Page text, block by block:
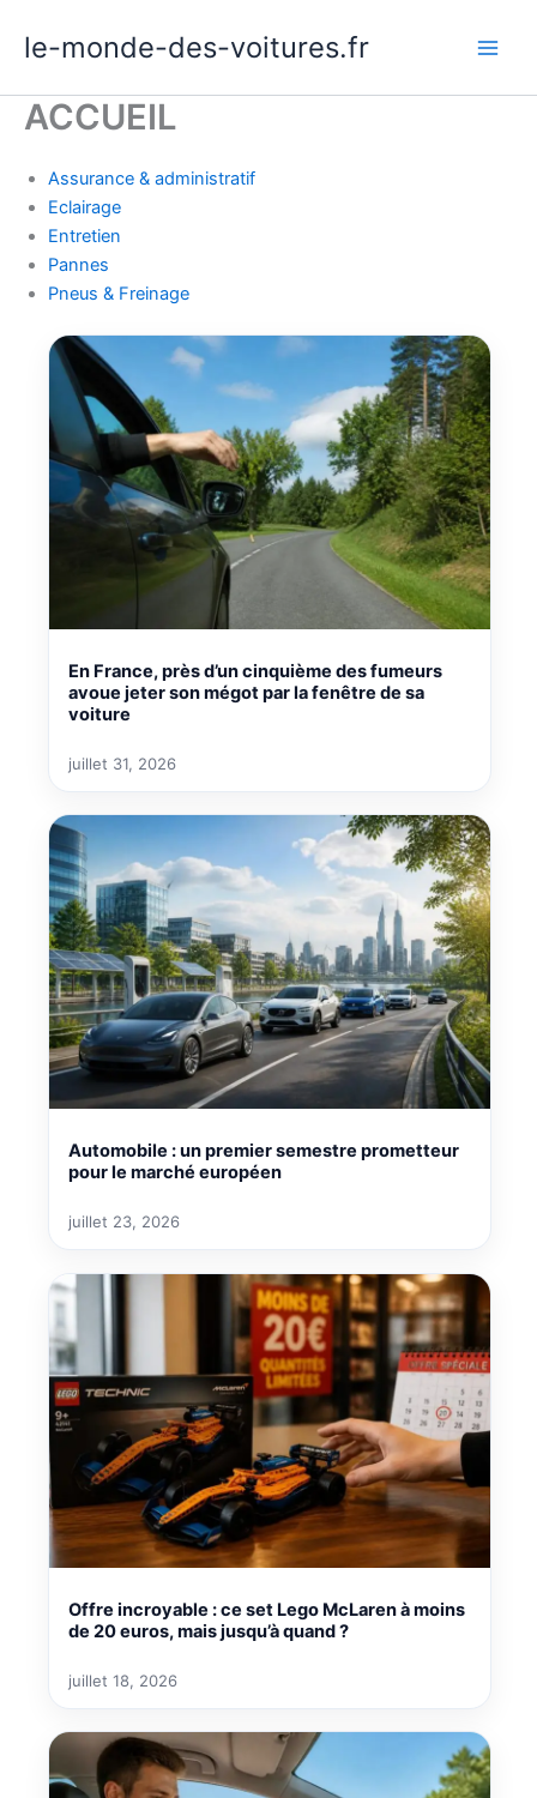
le-monde-des-voitures.fr
ACCUEIL
Assurance & administratif
Eclairage
Entretien
Pannes
Pneus & Freinage
En France, près d’un cinquième des fumeurs
avoue jeter son mégot par la fenêtre de sa
voiture
juillet 31, 2026
Automobile : un premier semestre prometteur
pour le marché européen
juillet 23, 2026
Offre incroyable : ce set Lego McLaren à moins
de 20 euros, mais jusqu’à quand ?
juillet 18, 2026